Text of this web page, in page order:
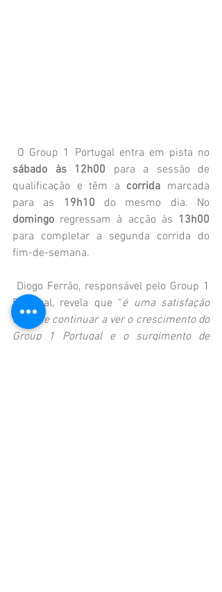
sábado às 12h00 para a sessão de
qualificação e têm a corrida marcada
para as
19h10
domingo regressam à acção às
para completar a segunda corrida do
fim-de-semana.
Portugal, revela que “é uma satisfação
enorme continuar a ver o crescimento do
Group 1 Portugal e o surgimento de